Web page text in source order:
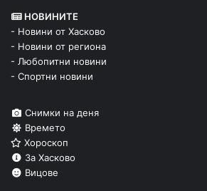
НОВИНИТЕ
- Новини от Хасково
- Новини от региона
- Любопитни новини
- Спортни новини
Снимки на деня
Времето
Хороскоп
За Хасково
Вицове